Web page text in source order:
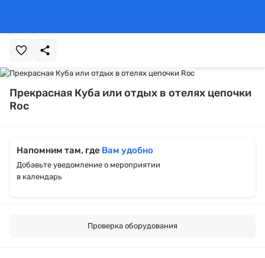
Прекрасная Куба или отдых в отелях цепочки
Roc
Напомним там, где Вам удобно
Добавьте уведомление о мероприятии
в календарь
Проверка оборудования